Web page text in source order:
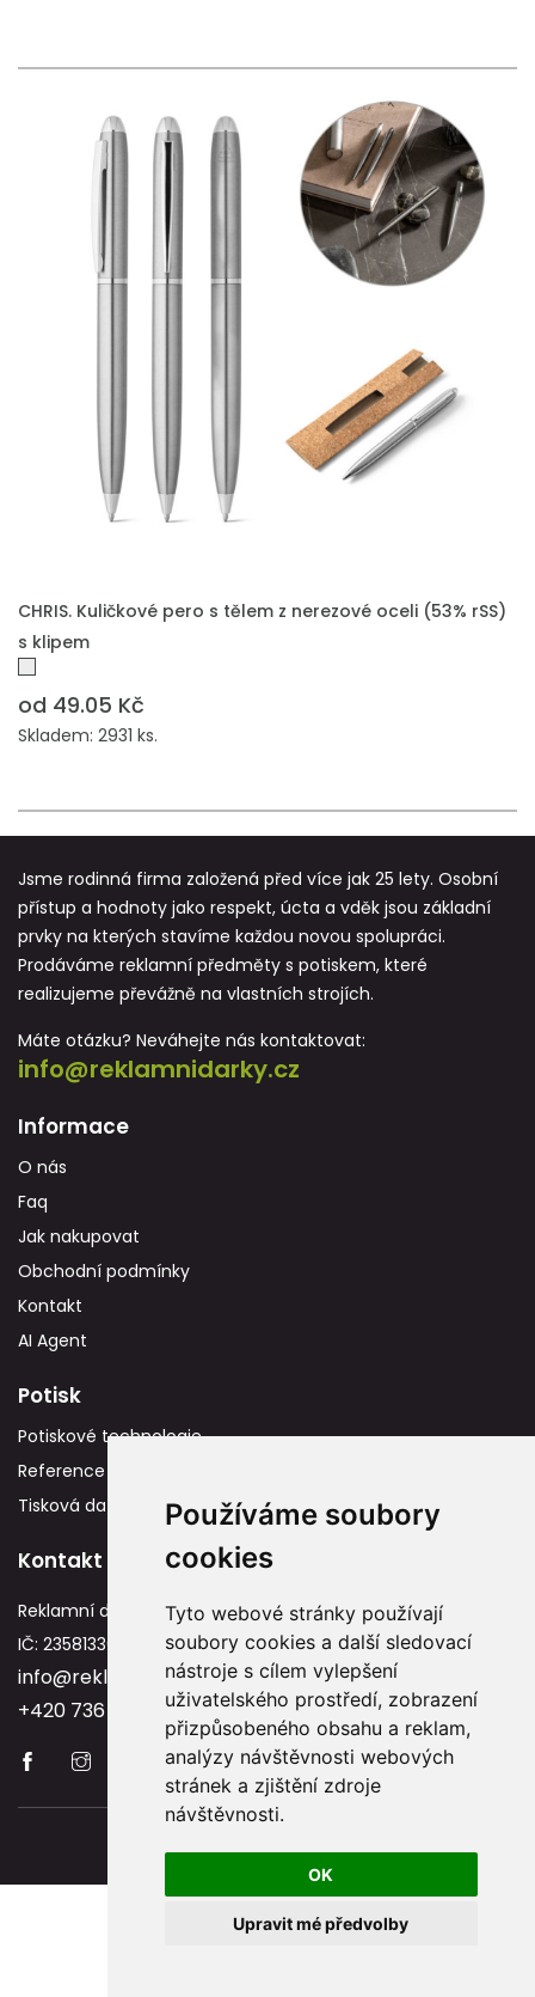
Používáme soubory
cookies
Tyto webové stránky používají
soubory cookies a další sledovací
nástroje s cílem vylepšení
uživatelského prostředí, zobrazení
přizpůsobeného obsahu a reklam,
analýzy návštěvnosti webových
stránek a zjištění zdroje
návštěvnosti.
OK
Upravit mé předvolby
PŘIDAT DO POPTÁVKY
CHRIS. Kuličkové pero s tělem z nerezové oceli (53% rSS)
s klipem
od 49.05 Kč
Skladem: 2931 ks.
Jsme rodinná firma založená před více jak 25 lety. Osobní
přístup a hodnoty jako respekt, úcta a vděk jsou základní
prvky na kterých stavíme každou novou spolupráci.
Prodáváme reklamní předměty s potiskem, které
realizujeme převážně na vlastních strojích.
Máte otázku? Neváhejte nás kontaktovat:
info@reklamnidarky.cz
Informace
O nás
Faq
Jak nakupovat
Obchodní podmínky
Kontakt
AI Agent
Potisk
Potiskové technologie
Reference
Tisková data
Kontakt
Reklamní dárky
IČ: 23581336
info@reklamnidarky.cz
+420 736 787 715